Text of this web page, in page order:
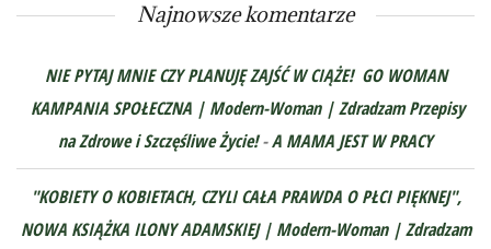
Najnowsze komentarze
NIE PYTAJ MNIE CZY PLANUJĘ ZAJŚĆ W CIĄŻE! GO WOMAN
KAMPANIA SPOŁECZNA | Modern-Woman | Zdradzam Przepisy
na Zdrowe i Szczęśliwe Życie!-A MAMA JEST W PRACY
"KOBIETY O KOBIETACH, CZYLI CAŁA PRAWDA O PŁCI PIĘKNEJ",
NOWA KSIĄŻKA ILONY ADAMSKIEJ | Modern-Woman | Zdradzam